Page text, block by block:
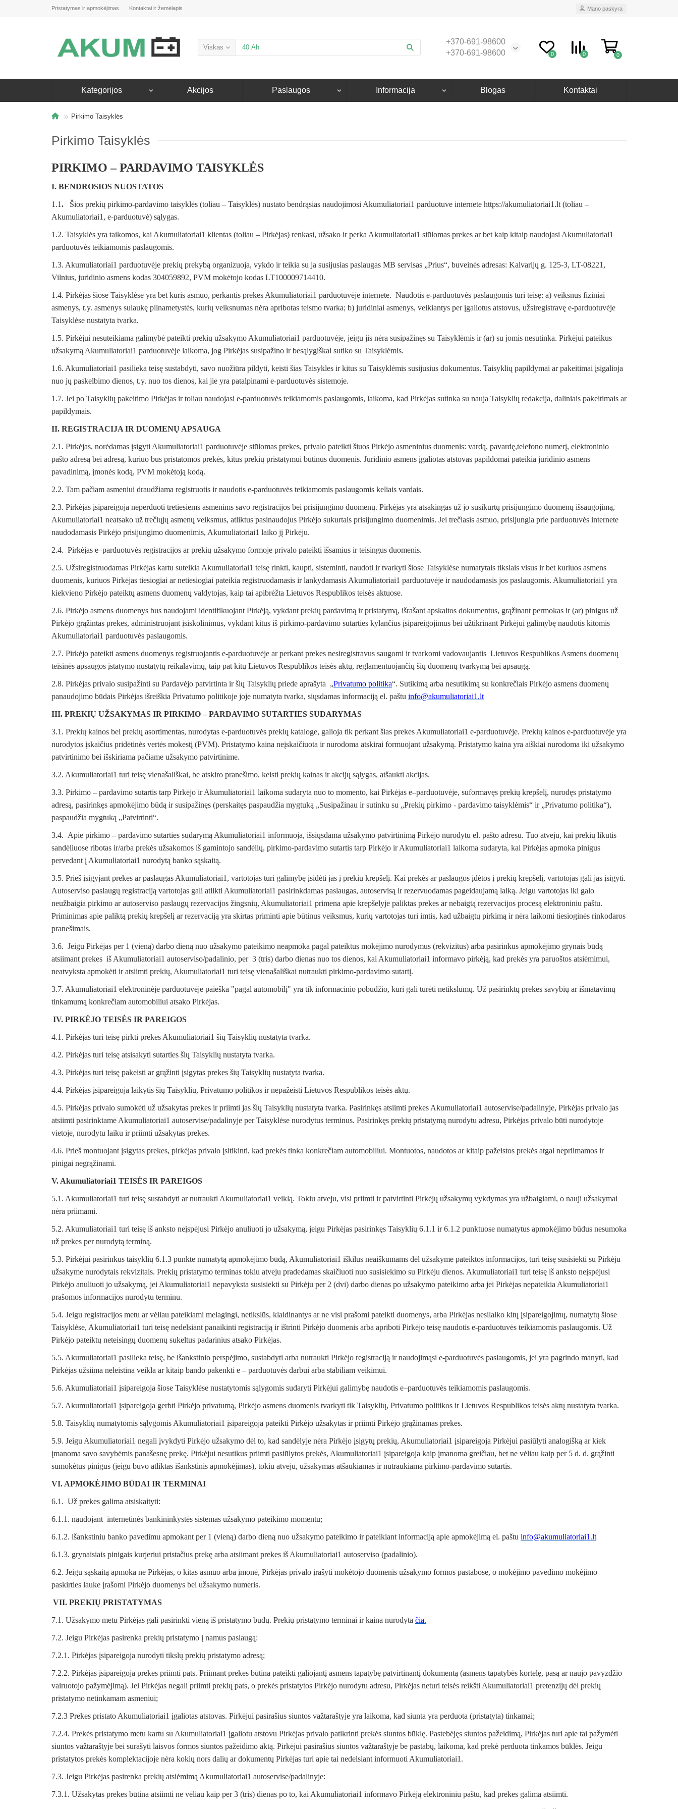
Pristatymas ir apmokėjimas Kontaktai ir žemėlapis Mano paskyra
Viskas
+370-691-98600
+370-691-98600
0 0 0
Kategorijos Akcijos Paslaugos Informacija Blogas Kontaktai
Pirkimo Taisyklės
Pirkimo Taisyklės
PIRKIMO – PARDAVIMO TAISYKLĖS
I. BENDROSIOS NUOSTATOS
1.1.
Šios prekių pirkimo-pardavimo taisyklės (toliau – Taisyklės) nustato bendrąsias naudojimosi Akumuliatoriai1 parduotuve internete https://akumuliatoriai1.lt (toliau –
Akumuliatoriai1, e-parduotuvė) sąlygas.
1.2. Taisyklės yra taikomos, kai Akumuliatoriai1 klientas (toliau – Pirkėjas) renkasi, užsako ir perka Akumuliatoriai1 siūlomas prekes ar bet kaip kitaip naudojasi Akumuliatoriai1
parduotuvės teikiamomis paslaugomis.
1.3. Akumuliatoriai1 parduotuvėje prekių prekybą organizuoja, vykdo ir teikia su ja susijusias paslaugas MB servisas „Prius“, buveinės adresas: Kalvarijų g. 125-3, LT-08221,
Vilnius, juridinio asmens kodas 304059892, PVM mokėtojo kodas LT100009714410.
1.4. Pirkėjas šiose Taisyklėse yra bet kuris asmuo, perkantis prekes Akumuliatoriai1 parduotuvėje internete. Naudotis e-parduotuvės paslaugomis turi teisę: a) veiksnūs fiziniai
asmenys, t.y. asmenys sulaukę pilnametystės, kurių veiksnumas nėra apribotas teismo tvarka; b) juridiniai asmenys, veikiantys per įgaliotus atstovus, užsiregistravę e-parduotuvėje
Taisyklėse nustatyta tvarka.
1.5. Pirkėjui nesuteikiama galimybė pateikti prekių užsakymo Akumuliatoriai1 parduotuvėje, jeigu jis nėra susipažinęs su Taisyklėmis ir (ar) su jomis nesutinka. Pirkėjui pateikus
užsakymą Akumuliatoriai1 parduotuvėje laikoma, jog Pirkėjas susipažino ir besąlygiškai sutiko su Taisyklėmis.
1.6. Akumuliatoriai1 pasilieka teisę sustabdyti, savo nuožiūra pildyti, keisti šias Taisykles ir kitus su Taisyklėmis susijusius dokumentus. Taisyklių papildymai ar pakeitimai įsigalioja
nuo jų paskelbimo dienos, t.y. nuo tos dienos, kai jie yra patalpinami e-parduotuvės sistemoje.
1.7. Jei po Taisyklių pakeitimo Pirkėjas ir toliau naudojasi e-parduotuvės teikiamomis paslaugomis, laikoma, kad Pirkėjas sutinka su nauja Taisyklių redakcija, daliniais pakeitimais ar
papildymais.
II. REGISTRACIJA IR DUOMENŲ APSAUGA
2.1. Pirkėjas, norėdamas įsigyti Akumuliatoriai1 parduotuvėje siūlomas prekes, privalo pateikti šiuos Pirkėjo asmeninius duomenis: vardą, pavardę,telefono numerį, elektroninio
pašto adresą bei adresą, kuriuo bus pristatomos prekės, kitus prekių pristatymui būtinus duomenis. Juridinio asmens įgaliotas atstovas papildomai pateikia juridinio asmens
pavadinimą, įmonės kodą, PVM mokėtoją kodą.
2.2. Tam pačiam asmeniui draudžiama registruotis ir naudotis e-parduotuvės teikiamomis paslaugomis keliais vardais.
2.3. Pirkėjas įsipareigoja neperduoti tretiesiems asmenims savo registracijos bei prisijungimo duomenų. Pirkėjas yra atsakingas už jo susikurtų prisijungimo duomenų išsaugojimą,
Akumuliatoriai1 neatsako už trečiųjų asmenų veiksmus, atliktus pasinaudojus Pirkėjo sukurtais prisijungimo duomenimis. Jei trečiasis asmuo, prisijungia prie parduotuvės internete
naudodamasis Pirkėjo prisijungimo duomenimis, Akumuliatoriai1 laiko jį Pirkėju.
2.4. Pirkėjas e–parduotuvės registracijos ar prekių užsakymo formoje privalo pateikti išsamius ir teisingus duomenis.
2.5. Užsiregistruodamas Pirkėjas kartu suteikia Akumuliatoriai1 teisę rinkti, kaupti, sisteminti, naudoti ir tvarkyti šiose Taisyklėse numatytais tikslais visus ir bet kuriuos asmens
duomenis, kuriuos Pirkėjas tiesiogiai ar netiesiogiai pateikia registruodamasis ir lankydamasis Akumuliatoriai1 parduotuvėje ir naudodamasis jos paslaugomis. Akumuliatoriai1 yra
kiekvieno Pirkėjo pateiktų asmens duomenų valdytojas, kaip tai apibrėžta Lietuvos Respublikos teisės aktuose.
2.6. Pirkėjo asmens duomenys bus naudojami identifikuojant Pirkėją, vykdant prekių pardavimą ir pristatymą, išrašant apskaitos dokumentus, grąžinant permokas ir (ar) pinigus už
Pirkėjo grąžintas prekes, administruojant įsiskolinimus, vykdant kitus iš pirkimo-pardavimo sutarties kylančius įsipareigojimus bei užtikrinant Pirkėjui galimybę naudotis kitomis
Akumuliatoriai1 parduotuvės paslaugomis.
2.7. Pirkėjo pateikti asmens duomenys registruojantis e-parduotuvėje ar perkant prekes nesiregistravus saugomi ir tvarkomi vadovaujantis Lietuvos Respublikos Asmens duomenų
teisinės apsaugos įstatymo nustatytų reikalavimų, taip pat kitų Lietuvos Respublikos teisės aktų, reglamentuojančių šių duomenų tvarkymą bei apsaugą.
2.8. Pirkėjas privalo susipažinti su Pardavėjo patvirtinta ir šių Taisyklių priede aprašyta „Privatumo politika“. Sutikimą arba nesutikimą su konkrečiais Pirkėjo asmens duomenų
panaudojimo būdais Pirkėjas išreiškia Privatumo politikoje joje numatyta tvarka, siųsdamas informaciją el. paštu info@akumuliatoriai1.lt
III. PREKIŲ UŽSAKYMAS IR PIRKIMO – PARDAVIMO SUTARTIES SUDARYMAS
3.1. Prekių kainos bei prekių asortimentas, nurodytas e-parduotuvės prekių kataloge, galioja tik perkant šias prekes Akumuliatoriai1 e-parduotuvėje. Prekių kainos e-parduotuvėje yra
nurodytos įskaičius pridėtinės vertės mokestį (PVM). Pristatymo kaina neįskaičiuota ir nurodoma atskirai formuojant užsakymą. Pristatymo kaina yra aiškiai nurodoma iki užsakymo
patvirtinimo bei išskiriama pačiame užsakymo patvirtinime.
3.2. Akumuliatoriai1 turi teisę vienašališkai, be atskiro pranešimo, keisti prekių kainas ir akcijų sąlygas, atšaukti akcijas.
3.3. Pirkimo – pardavimo sutartis tarp Pirkėjo ir Akumuliatoriai1 laikoma sudaryta nuo to momento, kai Pirkėjas e–parduotuvėje, suformavęs prekių krepšelį, nurodęs pristatymo
adresą, pasirinkęs apmokėjimo būdą ir susipažinęs (perskaitęs paspaudžia mygtuką „Susipažinau ir sutinku su „Prekių pirkimo - pardavimo taisyklėmis“ ir „Privatumo politika“),
paspaudžia mygtuką „Patvirtinti“.
3.4. Apie pirkimo – pardavimo sutarties sudarymą Akumuliatoriai1 informuoja, išsiųsdama užsakymo patvirtinimą Pirkėjo nurodytu el. pašto adresu. Tuo atveju, kai prekių likutis
sandėliuose ribotas ir/arba prekės užsakomos iš gamintojo sandėlių, pirkimo-pardavimo sutartis tarp Pirkėjo ir Akumuliatoriai1 laikoma sudaryta, kai Pirkėjas apmoka pinigus
pervedant į Akumuliatoriai1 nurodytą banko sąskaitą.
3.5. Prieš įsigyjant prekes ar paslaugas Akumuliatoriai1, vartotojas turi galimybę įsidėti jas į prekių krepšelį. Kai prekės ar paslaugos įdėtos į prekių krepšelį, vartotojas gali jas įsigyti.
Autoserviso paslaugų registraciją vartotojas gali atlikti Akumuliatoriai1 pasirinkdamas paslaugas, autoservisą ir rezervuodamas pageidaujamą laiką. Jeigu vartotojas iki galo
neužbaigia pirkimo ar autoserviso paslaugų rezervacijos žingsnių, Akumuliatoriai1 primena apie krepšelyje paliktas prekes ar nebaigtą rezervacijos procesą elektroniniu paštu.
Priminimas apie paliktą prekių krepšelį ar rezervaciją yra skirtas priminti apie būtinus veiksmus, kurių vartotojas turi imtis, kad užbaigtų pirkimą ir nėra laikomi tiesioginės rinkodaros
pranešimais.
3.6. Jeigu Pirkėjas per 1 (vieną) darbo dieną nuo užsakymo pateikimo neapmoka pagal pateiktus mokėjimo nurodymus (rekvizitus) arba pasirinkus apmokėjimo grynais būdą
atsiimant prekes iš Akumuliatoriai1 autoserviso/padalinio, per 3 (tris) darbo dienas nuo tos dienos, kai Akumuliatoriai1 informavo pirkėją, kad prekės yra paruoštos atsiėmimui,
neatvyksta apmokėti ir atsiimti prekių, Akumuliatoriai1 turi teisę vienašališkai nutraukti pirkimo-pardavimo sutartį.
3.7. Akumuliatoriai1 elektroninėje parduotuvėje paieška "pagal automobilį" yra tik informacinio pobūdžio, kuri gali turėti netikslumų. Už pasirinktų prekes savybių ar išmatavimų
tinkamumą konkrečiam automobiliui atsako Pirkėjas.
IV. PIRKĖJO TEISĖS IR PAREIGOS
4.1. Pirkėjas turi teisę pirkti prekes Akumuliatoriai1 šių Taisyklių nustatyta tvarka.
4.2. Pirkėjas turi teisę atsisakyti sutarties šių Taisyklių nustatyta tvarka.
4.3. Pirkėjas turi teisę pakeisti ar grąžinti įsigytas prekes šių Taisyklių nustatyta tvarka.
4.4. Pirkėjas įsipareigoja laikytis šių Taisyklių, Privatumo politikos ir nepažeisti Lietuvos Respublikos teisės aktų.
4.5. Pirkėjas privalo sumokėti už užsakytas prekes ir priimti jas šių Taisyklių nustatyta tvarka. Pasirinkęs atsiimti prekes Akumuliatoriai1 autoservise/padalinyje, Pirkėjas privalo jas
atsiimti pasirinktame Akumuliatoriai1 autoservise/padalinyje per Taisyklėse nurodytus terminus. Pasirinkęs prekių pristatymą nurodytu adresu, Pirkėjas privalo būti nurodytoje
vietoje, nurodytu laiku ir priimti užsakytas prekes.
4.6. Prieš montuojant įsigytas prekes, pirkėjas privalo įsitikinti, kad prekės tinka konkrečiam automobiliui. Montuotos, naudotos ar kitaip pažeistos prekės atgal nepriimamos ir
pinigai negrąžinami.
V. Akumuliatoriai1 TEISĖS IR PAREIGOS
5.1. Akumuliatoriai1 turi teisę sustabdyti ar nutraukti Akumuliatoriai1 veiklą. Tokiu atveju, visi priimti ir patvirtinti Pirkėjų užsakymų vykdymas yra užbaigiami, o nauji užsakymai
nėra priimami.
5.2. Akumuliatoriai1 turi teisę iš anksto neįspėjusi Pirkėjo anuliuoti jo užsakymą, jeigu Pirkėjas pasirinkęs Taisyklių 6.1.1 ir 6.1.2 punktuose numatytus apmokėjimo būdus nesumoka
už prekes per nurodytą terminą.
5.3. Pirkėjui pasirinkus taisyklių 6.1.3 punkte numatytą apmokėjimo būdą, Akumuliatoriai1 iškilus neaiškumams dėl užsakyme pateiktos informacijos, turi teisę susisiekti su Pirkėju
užsakyme nurodytais rekvizitais. Prekių pristatymo terminas tokiu atveju pradedamas skaičiuoti nuo susisiekimo su Pirkėju dienos. Akumuliatoriai1 turi teisę iš anksto neįspėjusi
Pirkėjo anuliuoti jo užsakymą, jei Akumuliatoriai1 nepavyksta susisiekti su Pirkėju per 2 (dvi) darbo dienas po užsakymo pateikimo arba jei Pirkėjas nepateikia Akumuliatoriai1
prašomos informacijos nurodytu terminu.
5.4. Jeigu registracijos metu ar vėliau pateikiami melagingi, netikslūs, klaidinantys ar ne visi prašomi pateikti duomenys, arba Pirkėjas nesilaiko kitų įsipareigojimų, numatytų šiose
Taisyklėse, Akumuliatoriai1 turi teisę nedelsiant panaikinti registraciją ir ištrinti Pirkėjo duomenis arba apriboti Pirkėjo teisę naudotis e-parduotuvės teikiamomis paslaugomis. Už
Pirkėjo pateiktų neteisingų duomenų sukeltus padarinius atsako Pirkėjas.
5.5. Akumuliatoriai1 pasilieka teisę, be išankstinio perspėjimo, sustabdyti arba nutraukti Pirkėjo registraciją ir naudojimąsi e-parduotuvės paslaugomis, jei yra pagrindo manyti, kad
Pirkėjas užsiima neleistina veikla ar kitaip bando pakenkti e – parduotuvės darbui arba stabiliam veikimui.
5.6. Akumuliatoriai1 įsipareigoja šiose Taisyklėse nustatytomis sąlygomis sudaryti Pirkėjui galimybę naudotis e–parduotuvės teikiamomis paslaugomis.
5.7. Akumuliatoriai1 įsipareigoja gerbti Pirkėjo privatumą, Pirkėjo asmens duomenis tvarkyti tik Taisyklių, Privatumo politikos ir Lietuvos Respublikos teisės aktų nustatyta tvarka.
5.8. Taisyklių numatytomis sąlygomis Akumuliatoriai1 įsipareigoja pateikti Pirkėjo užsakytas ir priimti Pirkėjo grąžinamas prekes.
5.9. Jeigu Akumuliatoriai1 negali įvykdyti Pirkėjo užsakymo dėl to, kad sandėlyje nėra Pirkėjo įsigytų prekių, Akumuliatoriai1 įsipareigoja Pirkėjui pasiūlyti analogišką ar kiek
įmanoma savo savybėmis panašesnę prekę. Pirkėjui nesutikus priimti pasiūlytos prekės, Akumuliatoriai1 įsipareigoja kaip įmanoma greičiau, bet ne vėliau kaip per 5 d. d. grąžinti
sumokėtus pinigus (jeigu buvo atliktas išankstinis apmokėjimas), tokiu atveju, užsakymas atšaukiamas ir nutraukiama pirkimo-pardavimo sutartis.
VI. APMOKĖJIMO BŪDAI IR TERMINAI
6.1. Už prekes galima atsiskaityti:
6.1.1. naudojant internetinės bankininkystės sistemas užsakymo pateikimo momentu;
6.1.2. išankstiniu banko pavedimu apmokant per 1 (vieną) darbo dieną nuo užsakymo pateikimo ir pateikiant informaciją apie apmokėjimą el. paštu info@akumuliatoriai1.lt
6.1.3. grynaisiais pinigais kurjeriui pristačius prekę arba atsiimant prekes iš Akumuliatoriai1 autoserviso (padalinio).
6.2. Jeigu sąskaitą apmoka ne Pirkėjas, o kitas asmuo arba įmonė, Pirkėjas privalo įrašyti mokėtojo duomenis užsakymo formos pastabose, o mokėjimo pavedimo mokėjimo
paskirties lauke įrašomi Pirkėjo duomenys bei užsakymo numeris.
VII. PREKIŲ PRISTATYMAS
7.1. Užsakymo metu Pirkėjas gali pasirinkti vieną iš pristatymo būdų. Prekių pristatymo terminai ir kaina nurodyta čia.
7.2. Jeigu Pirkėjas pasirenka prekių pristatymo į namus paslaugą:
7.2.1. Pirkėjas įsipareigoja nurodyti tikslų prekių pristatymo adresą;
7.2.2. Pirkėjas įsipareigoja prekes priimti pats. Priimant prekes būtina pateikti galiojantį asmens tapatybę patvirtinantį dokumentą (asmens tapatybės kortelę, pasą ar naujo pavyzdžio
vairuotojo pažymėjimą). Jei Pirkėjas negali priimti prekių pats, o prekės pristatytos Pirkėjo nurodytu adresu, Pirkėjas neturi teisės reikšti Akumuliatoriai1 pretenzijų dėl prekių
pristatymo netinkamam asmeniui;
7.2.3 Prekes pristato Akumuliatoriai1 įgaliotas atstovas. Pirkėjui pasirašius siuntos važtaraštyje yra laikoma, kad siunta yra perduota (pristatyta) tinkamai;
7.2.4. Prekės pristatymo metu kartu su Akumuliatoriai1 įgaliotu atstovu Pirkėjas privalo patikrinti prekės siuntos būklę. Pastebėjęs siuntos pažeidimą, Pirkėjas turi apie tai pažymėti
siuntos važtaraštyje bei surašyti laisvos formos siuntos pažeidimo aktą. Pirkėjui pasirašius siuntos važtaraštyje be pastabų, laikoma, kad prekė perduota tinkamos būklės. Jeigu
pristatytos prekės komplektacijoje nėra kokių nors dalių ar dokumentų Pirkėjas turi apie tai nedelsiant informuoti Akumuliatoriai1.
7.3. Jeigu Pirkėjas pasirenka prekių atsiėmimą Akumuliatoriai1 autoservise/padalinyje:
7.3.1. Užsakytas prekes būtina atsiimti ne vėliau kaip per 3 (tris) dienas po to, kai Akumuliatoriai1 informavo Pirkėją elektroniniu paštu, kad prekes galima atsiimti.